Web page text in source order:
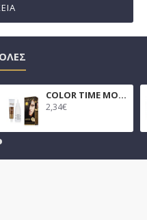
COLOR TIME ΜΟΝΙΜΗ ΒΑΦΗ GEL ΣΕ 26 ΑΠΟΧΡΩΣΕΙΣ 100ml
2,34€